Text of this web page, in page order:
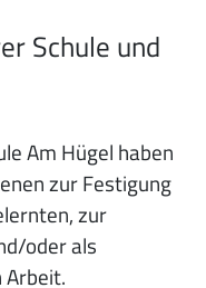
Schule und
Am Hügel haben
zur Festigung
zur
oder als